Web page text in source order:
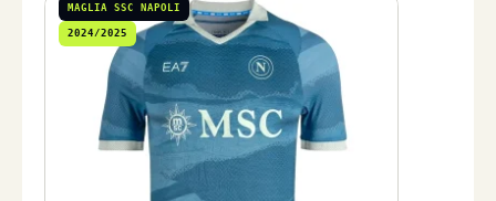
MAGLIA SSC NAPOLI
2024/2025